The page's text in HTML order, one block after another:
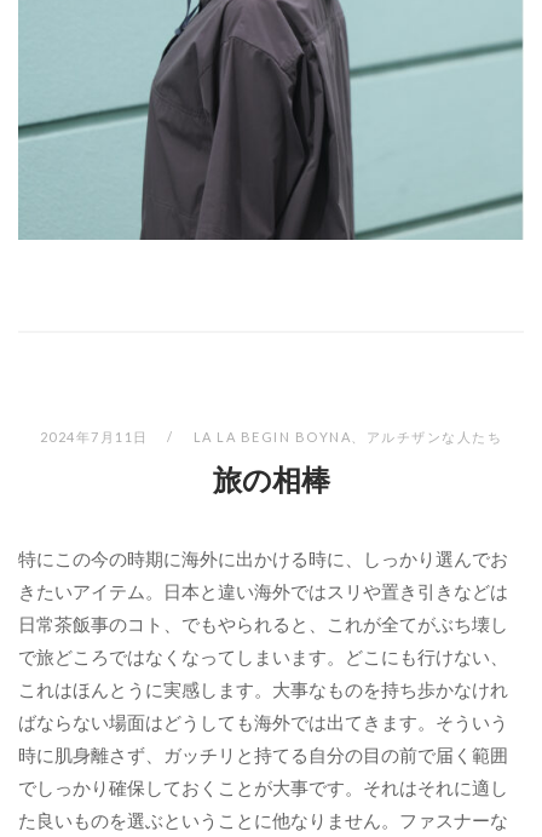
2024年7月11日 LA LA BEGIN BOYNA アルチザンな人たち
旅の相棒
特にこの今の時期に海外に出かける時に、しっかり選んでお
きたいアイテム。日本と違い海外ではスリや置き引きなどは
日常茶飯事のコト、でもやられると、これが全てがぶち壊し
で旅どころではなくなってしまいます。どこにも行けない、
これはほんとうに実感します。大事なものを持ち歩かなけれ
ばならない場面はどうしても海外では出てきます。そういう
時に肌身離さず、ガッチリと持てる自分の目の前で届く範囲
でしっかり確保しておくことが大事です。それはそれに適し
た良いものを選ぶということに他なりません。ファスナーな